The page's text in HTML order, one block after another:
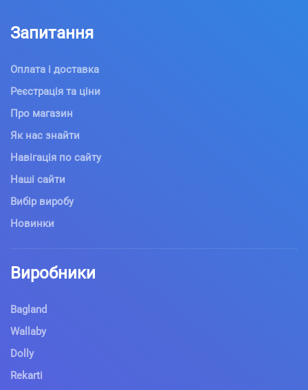
Запитання
Оплата і доставка
Реєстрація та ціни
Про магазин
Як нас знайти
Навігація по сайту
Наші сайти
Вибір виробу
Новинки
Виробники
Bagland
Wallaby
Dolly
Rekarti